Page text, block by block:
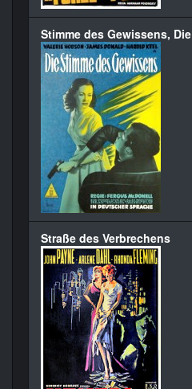
Stimme des Gewissens, Die
Straße des Verbrechens